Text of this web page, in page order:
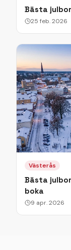
Bästa
25 feb. 2026
Västerås
Bästa
boka
9 apr. 2026